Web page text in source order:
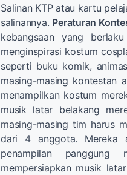
Salinan KTP atau kartu
salinannya. Peraturan
kebangsaan yang
menginspirasi kostum
seperti buku komik,
masing-masing kontestan
menampilkan kostum
musik latar belakang
masing-masing tim harus
dari 4 anggota. Mereka
penampilan
mempersiapkan musik